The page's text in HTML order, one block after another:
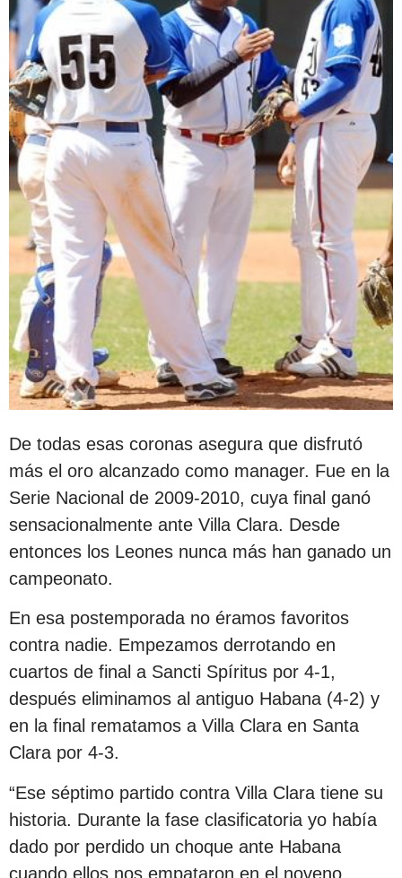
De todas esas coronas asegura que disfrutó
más el oro alcanzado como manager. Fue en la
Serie Nacional de 2009-2010, cuya final ganó
sensacionalmente ante Villa Clara. Desde
entonces los Leones nunca más han ganado un
campeonato.
En esa postemporada no éramos favoritos
contra nadie. Empezamos derrotando en
cuartos de final a Sancti Spíritus por 4-1,
después eliminamos al antiguo Habana (4-2) y
en la final rematamos a Villa Clara en Santa
Clara por 4-3.
“Ese séptimo partido contra Villa Clara tiene su
historia. Durante la fase clasificatoria yo había
dado por perdido un choque ante Habana
cuando ellos nos empataron en el noveno